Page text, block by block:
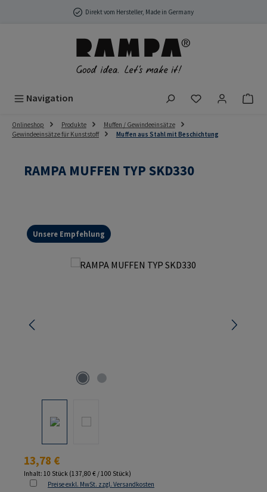
Zum Hauptinhalt springenDirekt vom Hersteller, Made in Germany
Navigation Du hast 0
Onlineshop Produkte
Muffen / Gewindeeinsätze
Gewindeeinsätze für Kunststoff
Muffen aus Stahl mit Beschichtung
RAMPA MUFFEN TYP SKD330
Unsere Empfehlung
Bildergalerie überspringen
Regulärer Preis:
13,78 €
Inhalt: 10 Stück (137,80 € / 100 Stück)
Preise exkl. MwSt. zzgl. Versandkosten